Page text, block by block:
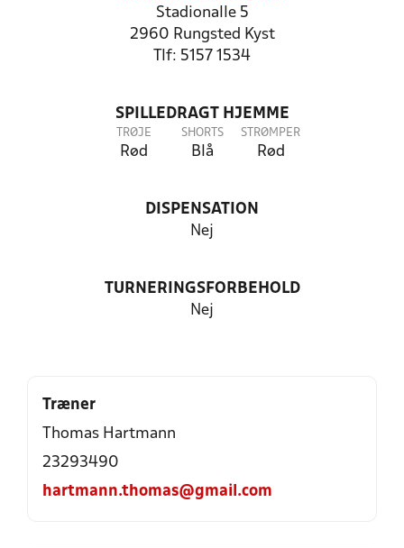
Stadionalle 5
2960 Rungsted Kyst
Tlf: 5157 1534
SPILLEDRAGT HJEMME
TRØJE
Rød
SHORTS
Blå
STRØMPER
Rød
DISPENSATION
Nej
TURNERINGSFORBEHOLD
Nej
Træner
Thomas Hartmann
23293490
hartmann.thomas@gmail.com